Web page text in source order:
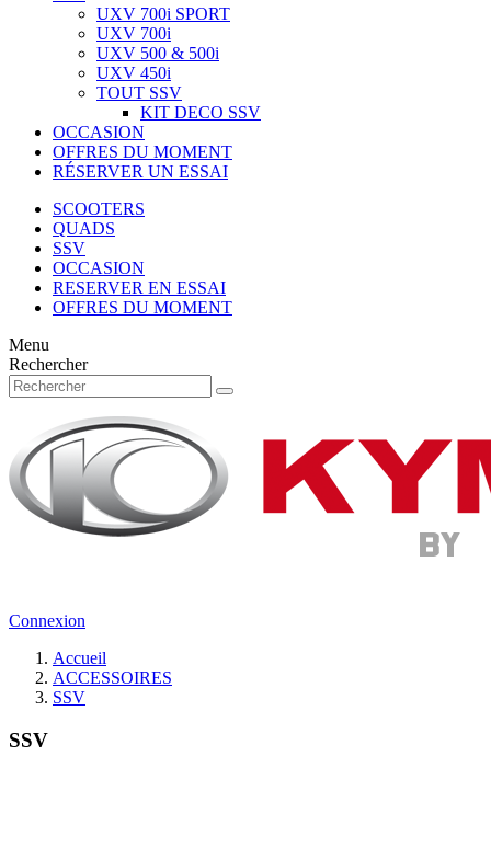
UXV 700i SPORT
UXV 700i
UXV 500 & 500i
UXV 450i
TOUT SSV
KIT DECO SSV
OCCASION
OFFRES DU MOMENT
RÉSERVER UN ESSAI
SCOOTERS
QUADS
SSV
OCCASION
RESERVER EN ESSAI
OFFRES DU MOMENT
Menu
Rechercher
Connexion
Accueil
ACCESSOIRES
SSV
SSV